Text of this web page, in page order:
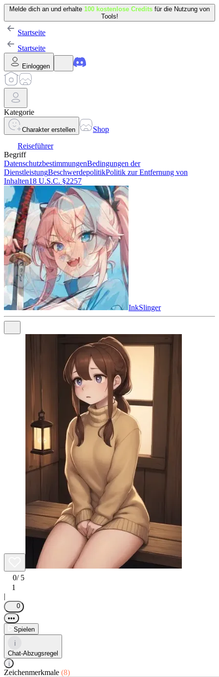
Melde dich an und erhalte 100 kostenlose Credits für die Nutzung von
Tools!
Startseite
Startseite
Einloggen
Kategorie
Charakter erstellen
Shop
Reiseführer
Begriff
DatenschutzbestimmungenBedingungen der
DienstleistungBeschwerdepolitikPolitik zur Entfernung von
Inhalten18 U.S.C. §2257
InkSlinger
0/ 5
1
|
0
•••
Spielen
i
Chat-Abzugsregel
i
Zeichenmerkmale (8)